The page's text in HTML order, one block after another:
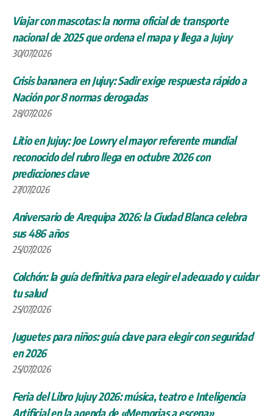
Viajar con mascotas: la norma oficial de transporte
nacional de 2025 que ordena el mapa y llega a Jujuy
30/07/2026
Crisis bananera en Jujuy: Sadir exige respuesta rápido a
Nación por 8 normas derogadas
28/07/2026
Litio en Jujuy: Joe Lowry el mayor referente mundial
reconocido del rubro llega en octubre 2026 con
predicciones clave
27/07/2026
Aniversario de Arequipa 2026: la Ciudad Blanca celebra
sus 486 años
25/07/2026
Colchón: la guía definitiva para elegir el adecuado y cuidar
tu salud
25/07/2026
Juguetes para niños: guía clave para elegir con seguridad
en 2026
25/07/2026
Feria del Libro Jujuy 2026: música, teatro e Inteligencia
Artificial en la agenda de «Memorias a escena»